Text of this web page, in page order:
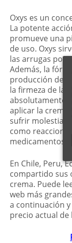
Oxys es un
La potente
promueve una
de uso. Oxys
las arrugas
Además, la
producción de
la firmeza de la
absolutamente
aplicar la crema
sufrir molestias
como
medicamentos,
En Chile, Peru,
compartido sus
crema. Puede
web más
a continuación
precio actual